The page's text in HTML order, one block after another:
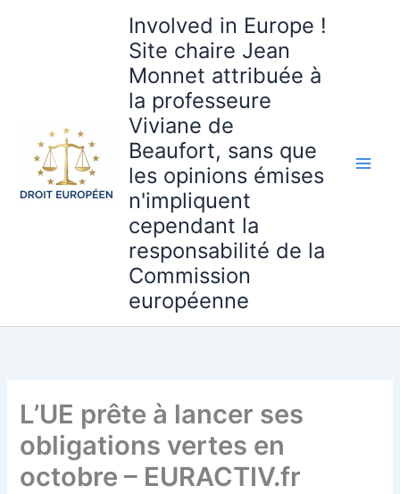
Involved in Europe !
Site chaire Jean
Monnet attribuée à
la professeure
Viviane de
Beaufort, sans que
les opinions émises
n'impliquent
cependant la
responsabilité de la
Commission
européenne
L’UE prête à lancer ses
obligations vertes en
octobre – EURACTIV.fr